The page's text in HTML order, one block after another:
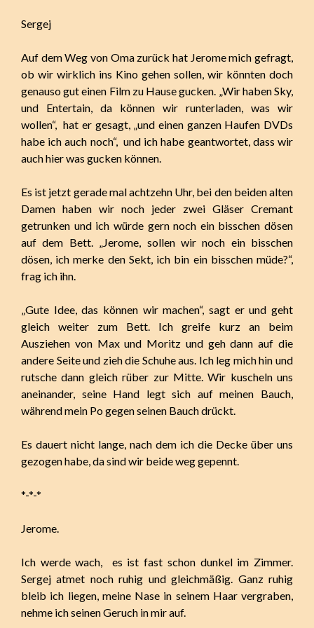
Sergej
Auf dem Weg von Oma zurück hat Jerome mich gefragt,
ob wir wirklich ins Kino gehen sollen, wir könnten doch
genauso gut einen Film zu Hause gucken. „Wir haben Sky,
und Entertain, da können wir runterladen, was wir
wollen“, hat er gesagt, „und einen ganzen Haufen DVDs
habe ich auch noch“, und ich habe geantwortet, dass wir
auch hier was gucken können.
Es ist jetzt gerade mal achtzehn Uhr, bei den beiden alten
Damen haben wir noch jeder zwei Gläser Cremant
getrunken und ich würde gern noch ein bisschen dösen
auf dem Bett. „Jerome, sollen wir noch ein bisschen
dösen, ich merke den Sekt, ich bin ein bisschen müde?“,
frag ich ihn.
„Gute Idee, das können wir machen“, sagt er und geht
gleich weiter zum Bett. Ich greife kurz an beim
Ausziehen von Max und Moritz und geh dann auf die
andere Seite und zieh die Schuhe aus. Ich leg mich hin und
rutsche dann gleich rüber zur Mitte. Wir kuscheln uns
aneinander, seine Hand legt sich auf meinen Bauch,
während mein Po gegen seinen Bauch drückt.
Es dauert nicht lange, nach dem ich die Decke über uns
gezogen habe, da sind wir beide weg gepennt.
*-*-*
Jerome.
Ich werde wach, es ist fast schon dunkel im Zimmer.
Sergej atmet noch ruhig und gleichmäßig. Ganz ruhig
bleib ich liegen, meine Nase in seinem Haar vergraben,
nehme ich seinen Geruch in mir auf.